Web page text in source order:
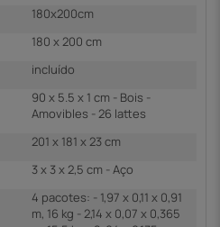
180x200cm
180 x 200 cm
incluído
90 x 5.5 x 1 cm - Bois -
Amovibles - 26 lattes
201 x 181 x 23 cm
3 x 3 x 2,5 cm - Aço
4 pacotes: - 1,97 x 0,11 x 0,91
m, 16 kg - 2,14 x 0,07 x 0,365